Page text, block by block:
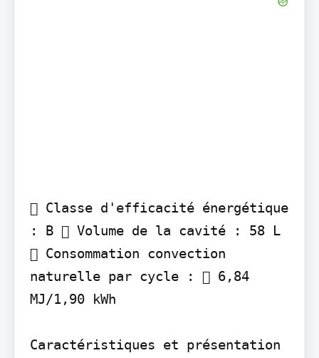
 Classe d'efficacité énergétique
: B  Volume de la cavité : 58 L
 Consommation convection
naturelle par cycle :  6,84
MJ/1,90 kWh
Caractéristiques et présentation